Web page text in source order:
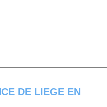
DE LIEGE EN